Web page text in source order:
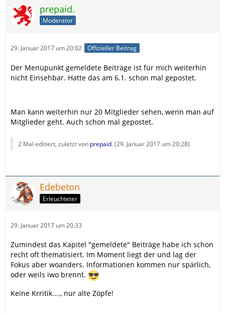
prepaid.
Moderator
29. Januar 2017 um 20:02 Offizieller Beitrag
Der Menüpunkt gemeldete Beiträge ist für mich weiterhin
nicht Einsehbar. Hatte das am 6.1. schon mal gepostet.
Man kann weiterhin nur 20 Mitglieder sehen, wenn man auf
Mitglieder geht. Auch schon mal gepostet.
2 Mal editiert, zuletzt von prepaid.(29. Januar 2017 um 20:28)
Edebeton
Erleuchteter
29. Januar 2017 um 20:33
Zumindest das Kapitel "gemeldete" Beiträge habe ich schon
recht oft thematisiert. Im Moment liegt der und lag der
Fokus aber woanders. Informationen kommen nur spärlich,
oder weils iwo brennt.
Keine Krritik...., nur alte Zöpfe!